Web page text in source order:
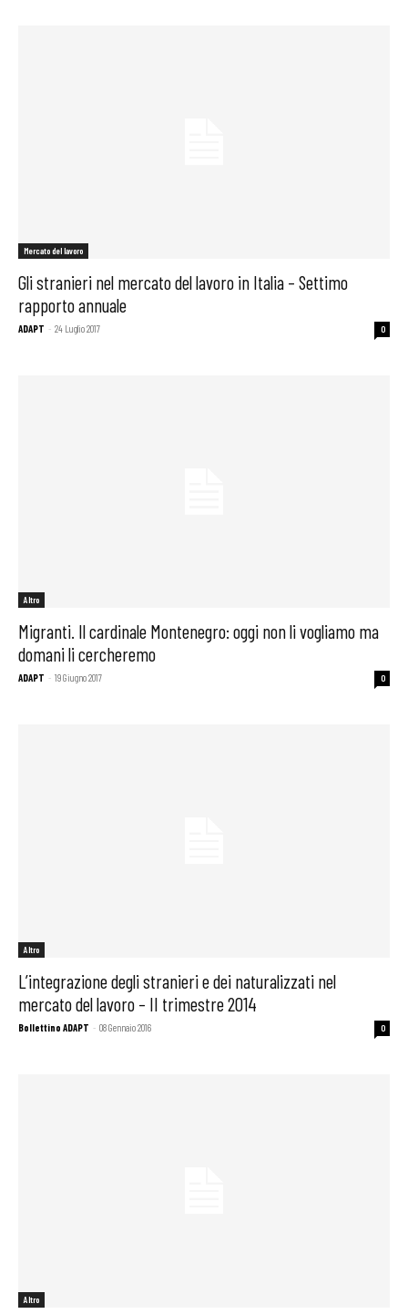
Mercato del lavoro
Gli stranieri nel mercato del lavoro in Italia – Settimo
rapporto annuale
ADAPT - 24 Luglio 2017 0
Altro
Migranti. Il cardinale Montenegro: oggi non li vogliamo ma
domani li cercheremo
ADAPT - 19 Giugno 2017 0
Altro
L’integrazione degli stranieri e dei naturalizzati nel
mercato del lavoro – II trimestre 2014
Bollettino ADAPT - 08 Gennaio 2016 0
Altro